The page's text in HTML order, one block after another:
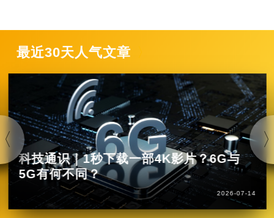
最近30天人气文章
科技通识｜1秒下载一部4K影片？6G与
5G有何不同？
2026-07-14